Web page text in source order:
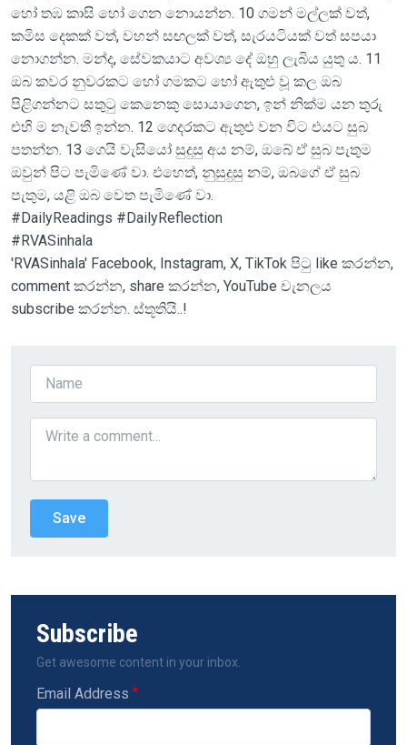
හෝ තඹ කාසි හෝ ගෙන නොයන්න. 10 ගමන් මල්ලක් වත්,
කමිස දෙකක් වත්, වහන් සඟලක් වත්, සැරයටියක් වත් සපයා
නොගන්න. මන්ද, සේවකයාට අවශ්‍ය දේ ඔහු ලැබිය යුතු ය. 11
ඔබ කවර නුවරකට හෝ ගමකට හෝ ඇතුළු වූ කල ඔබ
පිළිගන්නට සතුටු කෙනෙකු සොයාගෙන, ඉන් නික්ම යන තුරු
එහි ම නැවතී ඉන්න. 12 ගෙදරකට ඇතුළු වන විට එයට සුබ
පතන්න. 13 ගෙයි වැසියෝ සුදුසු අය නම්, ඔබේ ඒ සුබ පැතුම
ඔවුන් පිට පැමිණේ වා. එහෙත්, නුසුදුසු නම්, ඔබගේ ඒ සුබ
පැතුම, යළි ඔබ වෙත පැමිණේ වා.
#DailyReadings #DailyReflection
#RVASinhala
'RVASinhala' Facebook, Instagram, X, TikTok පිටු like කරන්න,
comment කරන්න, share කරන්න, YouTube චැනලය
subscribe කරන්න. ස්තූතියි..!
Subscribe
Get awesome content in your inbox.
Email Address